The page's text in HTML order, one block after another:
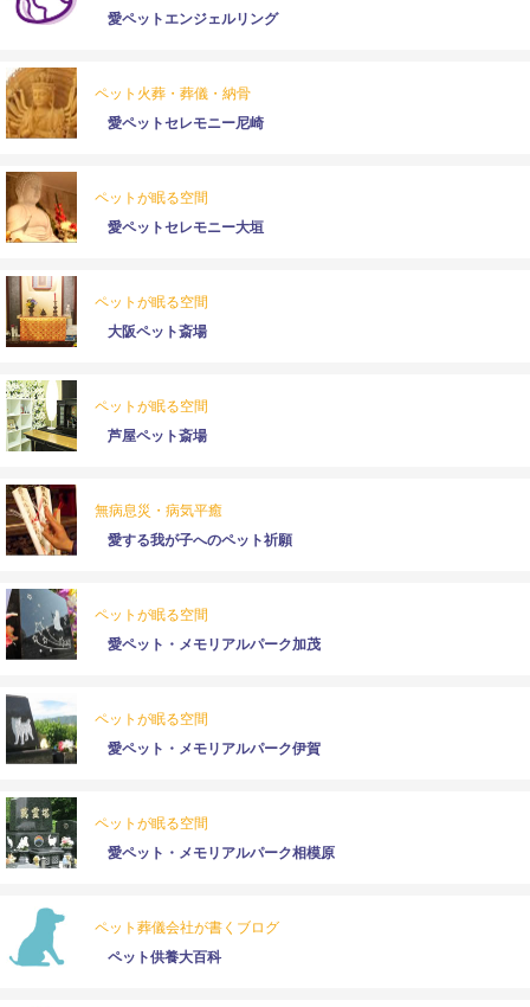
愛ペットエンジェルリング
ペット火葬・葬儀・納骨
愛ペットセレモニー尼崎
ペットが眠る空間
愛ペットセレモニー大垣
ペットが眠る空間
大阪ペット斎場
ペットが眠る空間
芦屋ペット斎場
無病息災・病気平癒
愛する我が子へのペット祈願
ペットが眠る空間
愛ペット・メモリアルパーク加茂
ペットが眠る空間
愛ペット・メモリアルパーク伊賀
ペットが眠る空間
愛ペット・メモリアルパーク相模原
ペット葬儀会社が書くブログ
ペット供養大百科